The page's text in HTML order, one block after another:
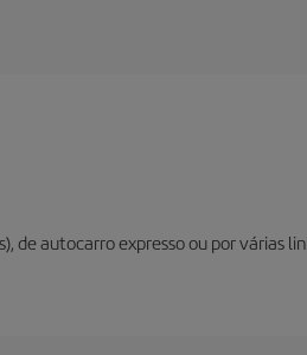
de autocarro expresso ou por várias